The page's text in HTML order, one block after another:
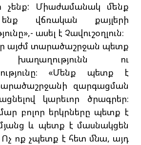
չենք: Միաժամանակ մենք
վճռական քայլերի
ասել է Չավուշօղլուն։
այժմ տարածաշրջան պետք
ու
«Մենք պետք է
զարգացման
կարեւոր ծրագրեր։
բոլոր երկրները պետք է
և պետք է մասնակցեն
Ոչ ոք չպետք է հետ մնա, այդ